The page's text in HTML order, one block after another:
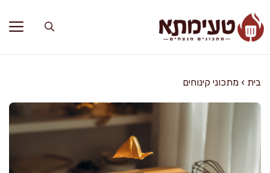
לתוכן
בית › מתכוני קינוחים